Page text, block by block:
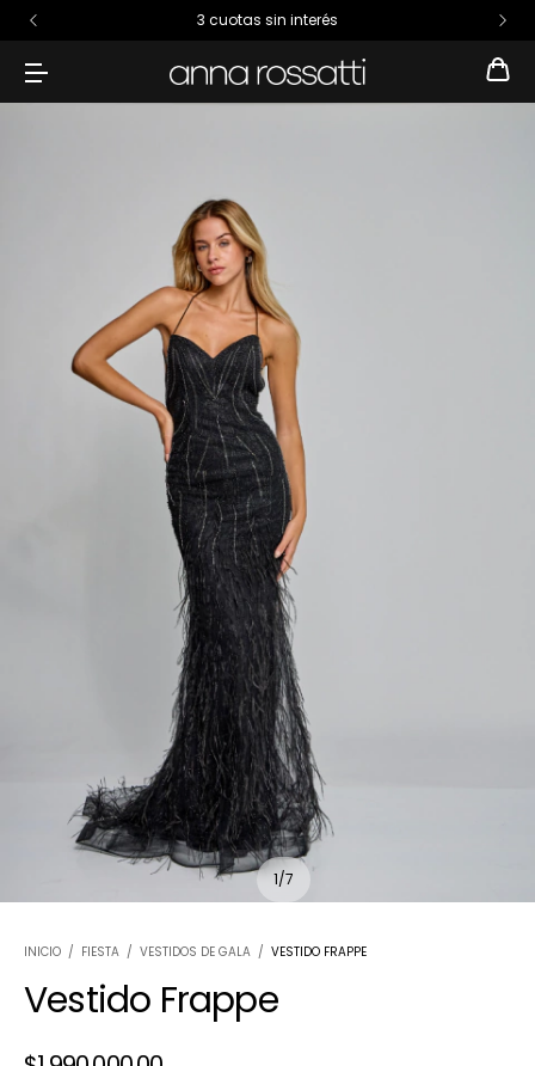
3 cuotas sin interés
1/7
INICIO / FIESTA / VESTIDOS DE GALA / VESTIDO FRAPPE
Vestido Frappe